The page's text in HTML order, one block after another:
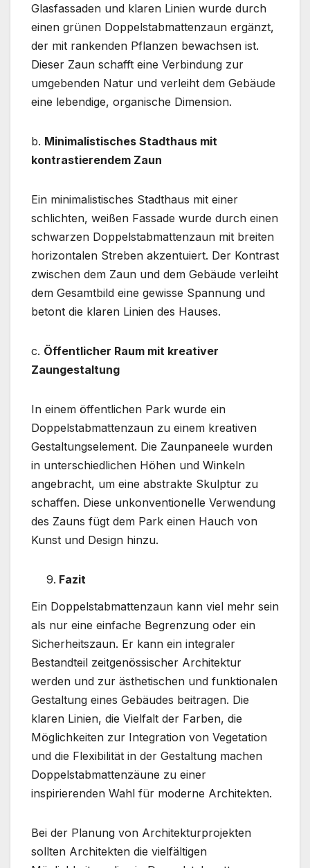
Glasfassaden und klaren Linien wurde durch
einen grünen Doppelstabmattenzaun ergänzt,
der mit rankenden Pflanzen bewachsen ist.
Dieser Zaun schafft eine Verbindung zur
umgebenden Natur und verleiht dem Gebäude
eine lebendige, organische Dimension.
b. Minimalistisches Stadthaus mit
kontrastierendem Zaun
Ein minimalistisches Stadthaus mit einer
schlichten, weißen Fassade wurde durch einen
schwarzen Doppelstabmattenzaun mit breiten
horizontalen Streben akzentuiert. Der Kontrast
zwischen dem Zaun und dem Gebäude verleiht
dem Gesamtbild eine gewisse Spannung und
betont die klaren Linien des Hauses.
c. Öffentlicher Raum mit kreativer
Zaungestaltung
In einem öffentlichen Park wurde ein
Doppelstabmattenzaun zu einem kreativen
Gestaltungselement. Die Zaunpaneele wurden
in unterschiedlichen Höhen und Winkeln
angebracht, um eine abstrakte Skulptur zu
schaffen. Diese unkonventionelle Verwendung
des Zauns fügt dem Park einen Hauch von
Kunst und Design hinzu.
Fazit
Ein Doppelstabmattenzaun kann viel mehr sein
als nur eine einfache Begrenzung oder ein
Sicherheitszaun. Er kann ein integraler
Bestandteil zeitgenössischer Architektur
werden und zur ästhetischen und funktionalen
Gestaltung eines Gebäudes beitragen. Die
klaren Linien, die Vielfalt der Farben, die
Möglichkeiten zur Integration von Vegetation
und die Flexibilität in der Gestaltung machen
Doppelstabmattenzäune zu einer
inspirierenden Wahl für moderne Architekten.
Bei der Planung von Architekturprojekten
sollten Architekten die vielfältigen